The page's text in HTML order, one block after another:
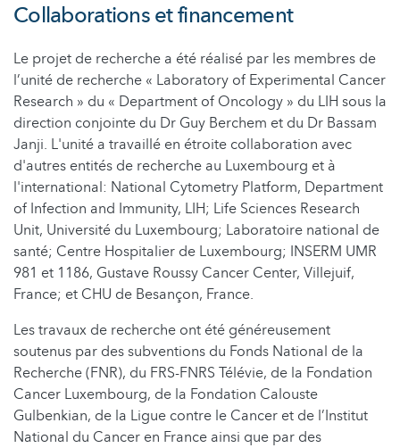
Collaborations et financement
Le projet de recherche a été réalisé par les membres de
l’unité de recherche « Laboratory of Experimental Cancer
Research » du « Department of Oncology » du LIH sous la
direction conjointe du Dr Guy Berchem et du Dr Bassam
Janji. L'unité a travaillé en étroite collaboration avec
d'autres entités de recherche au Luxembourg et à
l'international: National Cytometry Platform, Department
of Infection and Immunity, LIH; Life Sciences Research
Unit, Université du Luxembourg; Laboratoire national de
santé; Centre Hospitalier de Luxembourg; INSERM UMR
981 et 1186, Gustave Roussy Cancer Center, Villejuif,
France; et CHU de Besançon, France.
Les travaux de recherche ont été généreusement
soutenus par des subventions du Fonds National de la
Recherche (FNR), du FRS-FNRS Télévie, de la Fondation
Cancer Luxembourg, de la Fondation Calouste
Gulbenkian, de la Ligue contre le Cancer et de l’Institut
National du Cancer en France ainsi que par des